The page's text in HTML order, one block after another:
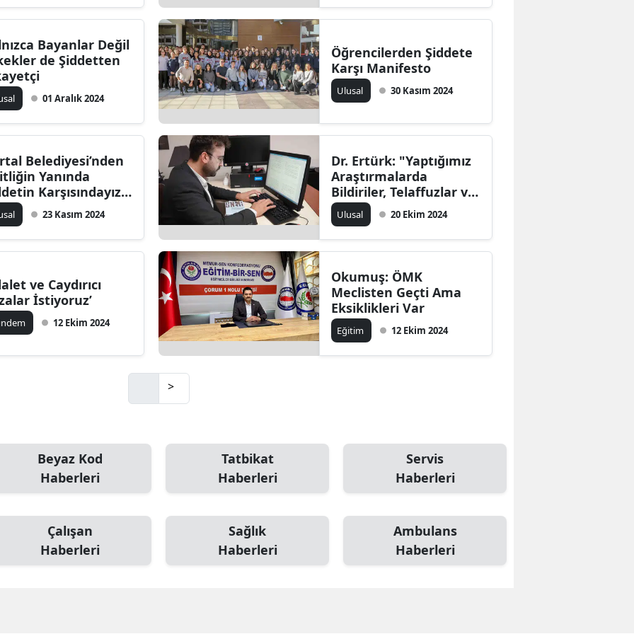
Edirne
Elazığ
Erzincan
Erzurum
Eskişehir
Gaziantep
Giresun
Gümüşhane
Hakkari
Hatay
Isparta
Mersin
Kastamonu
Kayseri
Kırşehir
Kocaeli
Bayanlar Değil
de Şiddetten
01 Aralık 2024
Öğrencilerden Şiddete
Karşı Manifesto
Ulusal 30 Kasım 2024
Belediyesi’nden
Yanında
Karşısındayız’
23 Kasım 2024
Dr. Ertürk: "Yaptığımız
Araştırmalarda
Bildiriler, Telaffuzlar ve
Yerleştirilen
Göstergeler Vasıtasıyla
Şiddet Çocuklarımızı
Ekiliyor"
Ulusal 20 Ekim 2024
ve Caydırıcı
İstiyoruz’
12 Ekim 2024
Okumuş: ÖMK
Meclisten Geçti Ama
Eksiklikleri Var
Eğitim 12 Ekim 2024
>
Beyaz Kod
Haberleri
Tatbikat
Haberleri
Servis
Haberleri
Çalışan
Haberleri
Sağlık
Haberleri
Ambulans
Haberleri